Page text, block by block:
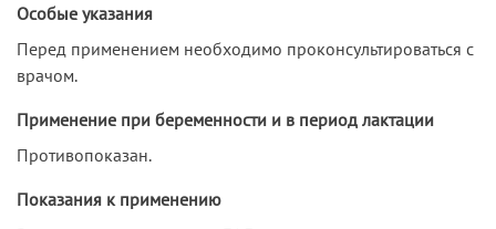
Особые указания
Перед применением необходимо проконсультироваться с
врачом.
Применение при беременности и в период лактации
Противопоказан.
Показания к применению